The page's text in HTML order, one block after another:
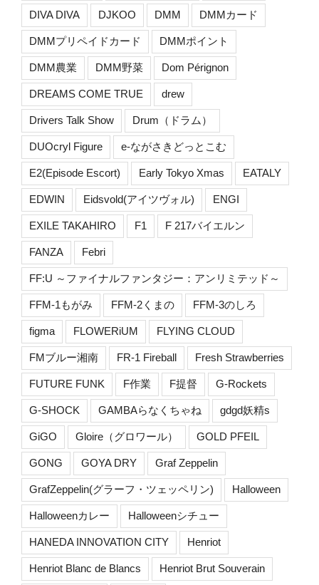
DIVA DIVA DJKOO DMM DMMカード
DMMプリペイドカード DMMポイント
DMM農業 DMM野菜 Dom Pérignon
DREAMS COME TRUE drew
Drivers Talk Show Drum（ドラム）
DUOcryl Figure e-ながさきどっとこむ
E2(Episode Escort) Early Tokyo Xmas EATALY
EDWIN Eidsvold(アイツヴォル) ENGI
EXILE TAKAHIRO F1 F 217バイエルン
FANZA Febri
FF:U ～ファイナルファンタジー：アンリミテッド～
FFM-1もがみ FFM-2くまの FFM-3のしろ
figma FLOWERiUM FLYING CLOUD
FMブルー湘南 FR-1 Fireball Fresh Strawberries
FUTURE FUNK F作業 F提督 G-Rockets
G-SHOCK GAMBAらなくちゃね gdgd妖精s
GiGO Gloire（グロワール） GOLD PFEIL
GONG GOYA DRY Graf Zeppelin
GrafZeppelin(グラーフ・ツェッペリン) Halloween
Halloweenカレー Halloweenシチュー
HANEDA INNOVATION CITY Henriot
Henriot Blanc de Blancs Henriot Brut Souverain